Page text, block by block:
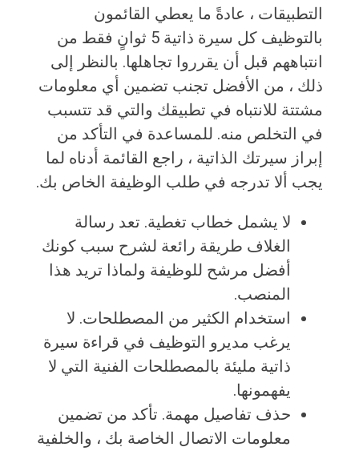
التطبيقات ، عادةً ما يعطي القائمون
بالتوظيف كل سيرة ذاتية 5 ثوانٍ فقط من
انتباههم قبل أن يقرروا تجاهلها. بالنظر إلى
ذلك ، من الأفضل تجنب تضمين أي معلومات
مشتتة للانتباه في تطبيقك والتي قد تتسبب
في التخلص منه. للمساعدة في التأكد من
إبراز سيرتك الذاتية ، راجع القائمة أدناه لما
يجب ألا تدرجه في طلب الوظيفة الخاص بك.
لا يشمل خطاب تغطية. تعد رسالة
الغلاف طريقة رائعة لشرح سبب كونك
أفضل مرشح للوظيفة ولماذا تريد هذا
المنصب.
استخدام الكثير من المصطلحات. لا
يرغب مديرو التوظيف في قراءة سيرة
ذاتية مليئة بالمصطلحات الفنية التي لا
يفهمونها.
حذف تفاصيل مهمة. تأكد من تضمين
معلومات الاتصال الخاصة بك ، والخلفية